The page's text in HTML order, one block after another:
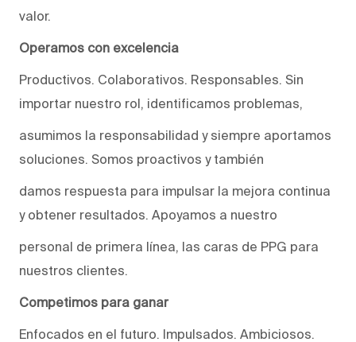
valor.
Operamos con excelencia
Productivos. Colaborativos. Responsables. Sin
importar nuestro rol, identificamos problemas,
asumimos la responsabilidad y siempre aportamos
soluciones. Somos proactivos y también
damos respuesta para impulsar la mejora continua
y obtener resultados. Apoyamos a nuestro
personal de primera línea, las caras de PPG para
nuestros clientes.
Competimos para ganar
Enfocados en el futuro. Impulsados. Ambiciosos.